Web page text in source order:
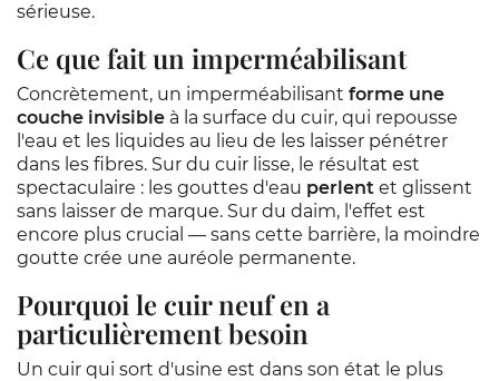
sérieuse.
Ce que fait un imperméabilisant
Concrètement, un imperméabilisant forme une
couche invisible à la surface du cuir, qui repousse
l'eau et les liquides au lieu de les laisser pénétrer
dans les fibres. Sur du cuir lisse, le résultat est
spectaculaire : les gouttes d'eau perlent et glissent
sans laisser de marque. Sur du daim, l'effet est
encore plus crucial — sans cette barrière, la moindre
goutte crée une auréole permanente.
Pourquoi le cuir neuf en a
particulièrement besoin
Un cuir qui sort d'usine est dans son état le plus